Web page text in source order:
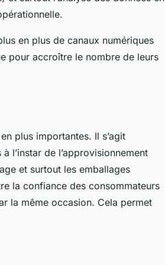
en plus de canaux numériques
pour accroître le nombre de leurs
plus importantes. Il s’agit
l’instar de l’approvisionnement
et surtout les emballages
la confiance des consommateurs
la même occasion. Cela permet